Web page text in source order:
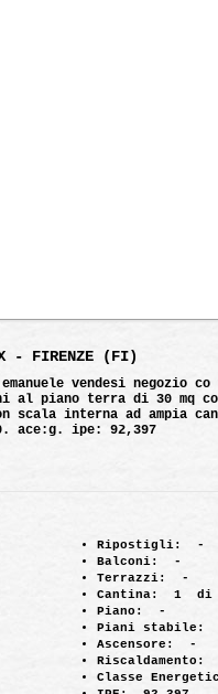
- FIRENZE (FI)
vendesi negozio
al piano terra di 30 mq
scala interna ad ampia
ace:g. ipe: 92,397
Ripostigli:
-
Balconi:
-
Terrazzi:
-
Cantina:
1 di
Piano:
-
Piani stabile:
Ascensore:
-
Riscaldamento:
Classe